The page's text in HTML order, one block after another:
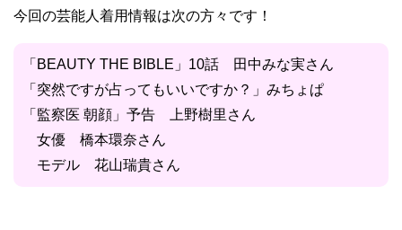
今回の芸能人着用情報は次の方々です！
「BEAUTY THE BIBLE」10話 田中みな実さん
「突然ですが占ってもいいですか？」みちょぱ
「監察医 朝顔」予告 上野樹里さん
女優 橋本環奈さん
モデル 花山瑞貴さん